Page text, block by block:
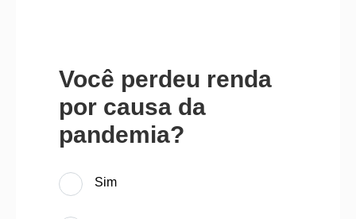
Você perdeu renda
por causa da
pandemia?
Sim